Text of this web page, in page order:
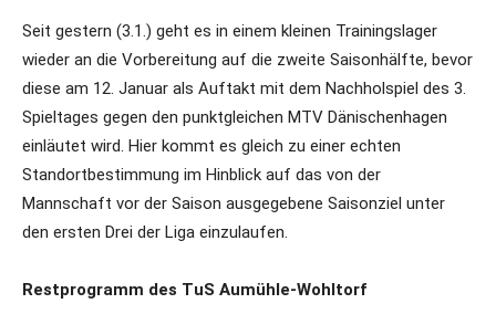
Seit gestern (3.1.) geht es in einem kleinen Trainingslager
wieder an die Vorbereitung auf die zweite Saisonhälfte, bevor
diese am 12. Januar als Auftakt mit dem Nachholspiel des 3.
Spieltages gegen den punktgleichen MTV Dänischenhagen
einläutet wird. Hier kommt es gleich zu einer echten
Standortbestimmung im Hinblick auf das von der
Mannschaft vor der Saison ausgegebene Saisonziel unter
den ersten Drei der Liga einzulaufen.
Restprogramm des TuS Aumühle-Wohltorf